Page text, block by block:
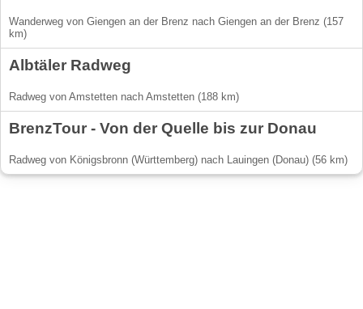
Wanderweg von Giengen an der Brenz nach Giengen an der Brenz (157
km)
Albtäler Radweg
Radweg von Amstetten nach Amstetten (188 km)
BrenzTour - Von der Quelle bis zur Donau
Radweg von Königsbronn (Württemberg) nach Lauingen (Donau) (56 km)